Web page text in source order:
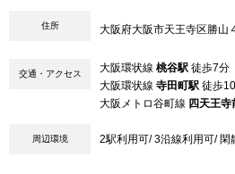
住所 大阪府大阪市天王寺区勝山
交通・アクセス 大阪環状線 桃谷駅 徒歩7分
大阪環状線 寺田町駅 徒歩
大阪メトロ谷町線 四天王
周辺環境 2駅利用可/ 3沿線利用可/ 閑